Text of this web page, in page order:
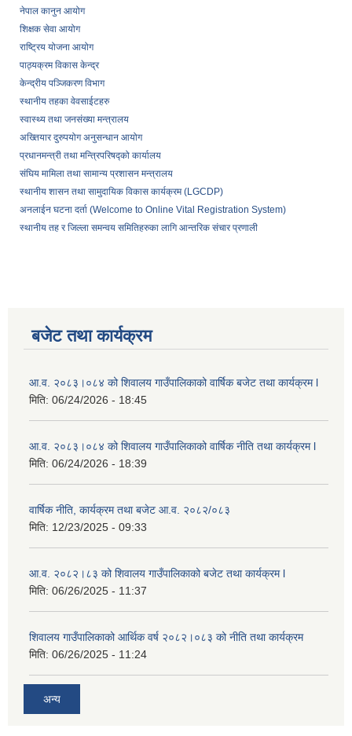
नेपाल कानुन आयोग
शिक्षक सेवा आयोग
राष्ट्रिय योजना आयोग
पाठ्यक्रम विकास केन्द्र
केन्द्रीय पञ्जिकरण विभाग
स्थानीय तहका वेवसाईटहरु
स्वास्थ्य तथा जनसंख्या मन्त्रालय
अख्तियार दुरुपयोग अनुसन्धान आयोग
प्रधानमन्त्री तथा मन्त्रिपरिषद्को कार्यालय
संघिय मामिला तथा सामान्य प्रशासन मन्त्रालय
स्थानीय शासन तथा सामुदायिक विकास कार्यक्रम (LGCDP)
अनलाईन घटना दर्ता (Welcome to Online Vital Registration System)
स्थानीय तह र जिल्ला समन्वय समितिहरुका लागि आन्तरिक संचार प्रणाली
बजेट तथा कार्यक्रम
आ.व. २०८३।०८४ को शिवालय गाउँपालिकाको वार्षिक बजेट तथा कार्यक्रम l
मिति: 06/24/2026 - 18:45
आ.व. २०८३।०८४ को शिवालय गाउँपालिकाको वार्षिक नीति तथा कार्यक्रम l
मिति: 06/24/2026 - 18:39
वार्षिक नीति, कार्यक्रम तथा बजेट आ.व. २०८२/०८३
मिति: 12/23/2025 - 09:33
आ.व. २०८२।८३ को शिवालय गाउँपालिकाको बजेट तथा कार्यक्रम l
मिति: 06/26/2025 - 11:37
शिवालय गाउँपालिकाको आर्थिक वर्ष २०८२।०८३ को नीति तथा कार्यक्रम
मिति: 06/26/2025 - 11:24
अन्य